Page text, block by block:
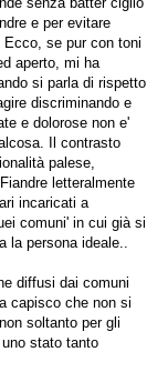
e per evitare
Ecco, se pur con toni
aperto, mi ha
si parla di rispetto
discriminando e
e dolorose non e'
Il contrasto
palese,
letteralmente
incaricati a
comuni' in cui già si
la persona ideale..
diffusi dai comuni
capisco che non si
soltanto per gli
stato tanto